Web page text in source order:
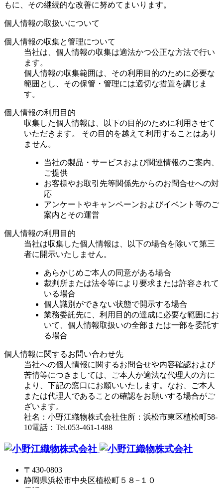
もに、その継続的な改善に努めてまいります。
個人情報の取扱いについて
個人情報の収集と管理について
当社は、個人情報の収集は適法かつ公正な方法で行い
ます。
個人情報の収集範囲は、その利用目的のために必要な
範囲とし、その保管・管理には適切な措置を講じま
す。
個人情報の利用目的
収集した個人情報は、以下の目的のために利用させて
いただきます。 その目的を越えて利用することはあり
ません。
当社の製品・サービスおよび関連情報のご案内、
ご提供
お客様やお取引先等関係先からのお問合せへの対
応
アンケートやキャンペーンおよびイベント等のご
案内とその運営
個人情報の利用目的
当社は収集した個人情報は、以下の場合を除いて第三
者に開示いたしません。
あらかじめご本人の同意がある場合
裁判所または法令等により要求または許容されて
いる場合
個人識別ができない状態で開示する場合
業務委託先に、利用目的の達成に必要な範囲にお
いて、個人情報取扱いの全部または一部を委託す
る場合
個人情報に関するお問い合わせ先
当社への個人情報に関するお問合せや内容確認および
苦情等につきましては、ご本人か適法な代理人の方に
より、下記の窓口にお願いいたします。なお、ご本人
または代理人であることの確認をお願いする場合がご
ざいます。
社名：小野江織物株式会社住所：浜松市東区植松町58-
10電話：Tel.053-461-1488
〒430-0803
静岡県浜松市中央区植松町５８−１０